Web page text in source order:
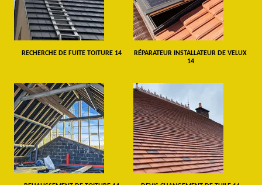
RECHERCHE DE FUITE TOITURE 14
RÉPARATEUR INSTALLATEUR DE VELUX
14